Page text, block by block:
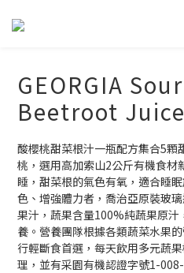
GEORGIA
Beetroot
酸櫻桃甜菜根汁一瓶配方集合5顆
桃，選用高加索山2公斤有機食材
睡，甜菜根的氣色有氧，適合睡
色、增強體力者，喬治亞原裝玻
果汁，蔬果含量100%純蔬果原
養。營養團隊根據各類蔬菜水果
行輕斷食首選，每天飲用多元蔬
理，並有采園有機認證字號1-